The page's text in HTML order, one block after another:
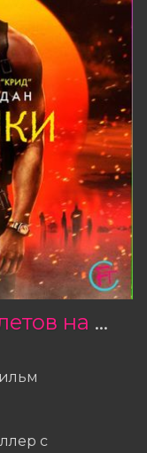
Открыта продажа билетов на фильм «Грешники»
с